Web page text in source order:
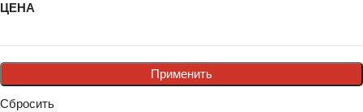
ЦЕНА
Применить
Сбросить